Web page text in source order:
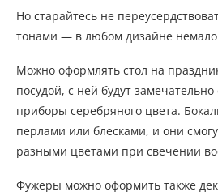
Но старайтесь не
тонами — в любом дизайне
Можно оформлять стол на
посудой, с ней будут
приборы серебряного цвета.
перлами или блесками, и они
разными цветами при свечении
Фужеры можно оформить также